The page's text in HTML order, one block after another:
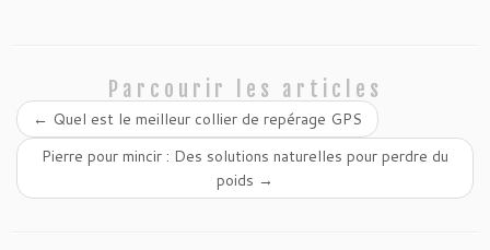
Parcourir les articles
← Quel est le meilleur collier de repérage GPS
Pierre pour mincir : Des solutions naturelles pour perdre du
poids →